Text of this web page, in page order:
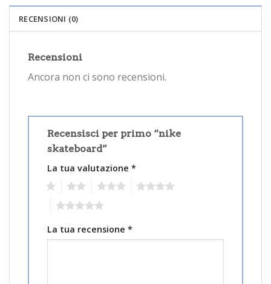
RECENSIONI (0)
Recensioni
Ancora non ci sono recensioni.
Recensisci per primo “nike
skateboard”
La tua valutazione *
La tua recensione *